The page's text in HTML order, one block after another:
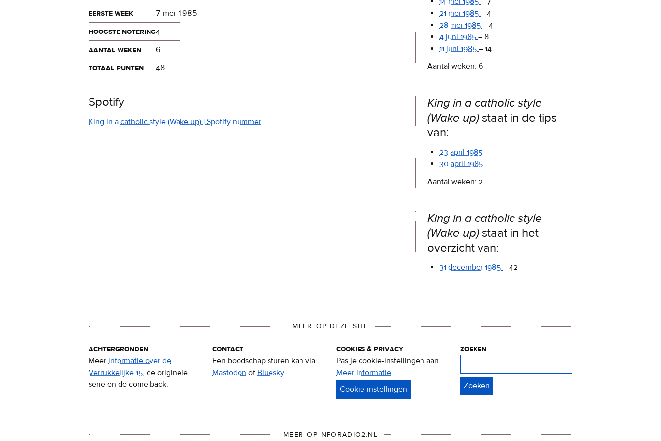
eerste week
7 mei 1985
hoogste notering4
aantal weken
6
totaal punten
48
Spotify
King in a catholic style (Wake up) | Spotify nummer
21 mei 1985 – 4
28 mei 1985 – 4
4 juni 1985 – 8
11 juni 1985 – 14
Aantal weken: 6
King in a catholic style
(Wake up) staat in de tips
van:
23 april 1985
30 april 1985
Aantal weken: 2
King in a catholic style
(Wake up) staat in het
overzicht van:
31 december 1985 – 42
MEER OP DEZE SITE
achtergronden
Meer informatie over de
Verrukkelijke 15, de originele
serie en de come back.
contact
Een boodschap sturen kan via
Mastodon ofBluesky.
cookies & privacy
Pas je cookie-instellingen aan.
Meer informatie
&
zoeken
MEER OP NPORADIO2.NL